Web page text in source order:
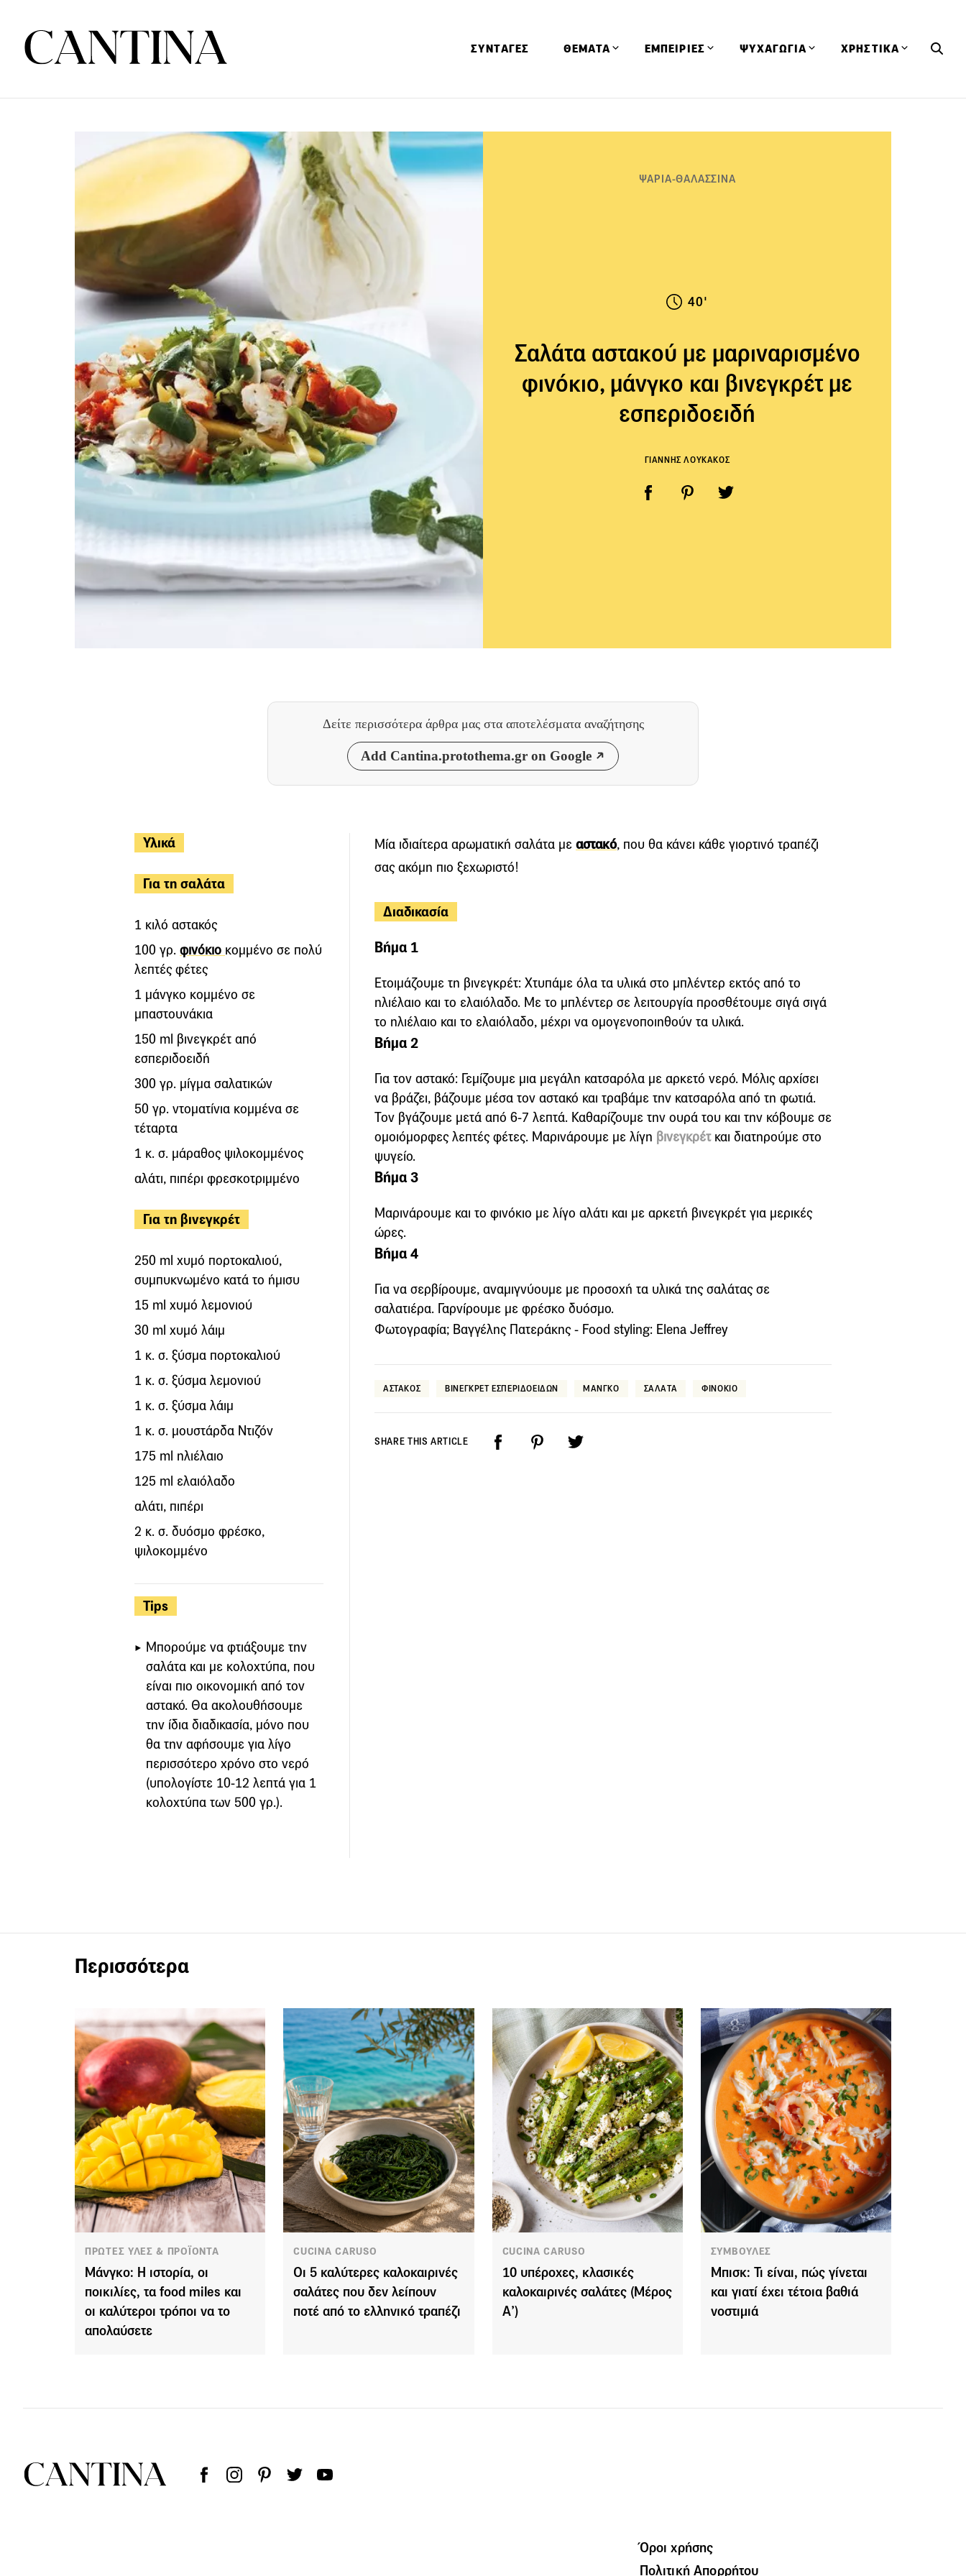
ΣΥΝΤΑΓΕΣ ΘΕΜΑΤΑ ΕΜΠΕΙΡΙΕΣ ΨΥΧΑΓΩΓΙΑ ΧΡΗΣΤΙΚΑ
ΨΑΡΙΑ-ΘΑΛΑΣΣΙΝΑ
40'
Σαλάτα αστακού µε µαριναρισµένο
φινόκιο, µάνγκο και βινεγκρέτ µε
εσπεριδοειδή
ΓΙΑΝΝΗΣ ΛΟΥΚΑΚΟΣ
Δείτε περισσότερα άρθρα μας στα αποτελέσματα αναζήτησης
Add Cantina.protothema.gr on Google
Υλικά
Για τη σαλάτα
1 κιλό αστακός
100 γρ. φινόκιο κοµµένο σε πολύ
λεπτές φέτες
1 µάνγκο κοµµένο σε
µπαστουνάκια
150 ml βινεγκρέτ από
εσπεριδοειδή
300 γρ. µίγµα σαλατικών
50 γρ. ντοµατίνια κοµµένα σε
τέταρτα
1 κ. σ. µάραθος ψιλοκοµµένος
αλάτι, πιπέρι φρεσκοτριµµένο
Για τη βινεγκρέτ
250 ml χυµό πορτοκαλιού,
συµπυκνωµένο κατά το ήµισυ
15 ml χυµό λεµονιού
30 ml χυµό λάιµ
1 κ. σ. ξύσµα πορτοκαλιού
1 κ. σ. ξύσµα λεµονιού
1 κ. σ. ξύσµα λάιµ
1 κ. σ. µουστάρδα Ντιζόν
175 ml ηλιέλαιο
125 ml ελαιόλαδο
αλάτι, πιπέρι
2 κ. σ. δυόσµο φρέσκο,
ψιλοκοµµένο
Tips
Μπορούμε να φτιάξουμε την
σαλάτα και με κολοχτύπα, που
είναι πιο οικονομική από τον
αστακό. Θα ακολουθήσουμε
την ίδια διαδικασία, μόνο που
θα την αφήσουμε για λίγο
περισσότερο χρόνο στο νερό
(υπολογίστε 10-12 λεπτά για 1
κολοχτύπα των 500 γρ.).
Μία ιδιαίτερα αρωματική σαλάτα με αστακό, που θα κάνει κάθε γιορτινό τραπέζι
σας ακόμη πιο ξεχωριστό!
Διαδικασία
Βήμα 1
Ετοιµάζουµε τη βινεγκρέτ: Χτυπάμε όλα τα υλικά στο µπλέντερ εκτός από το
ηλιέλαιο και το ελαιόλαδο. Με το µπλέντερ σε λειτουργία προσθέτουµε σιγά σιγά
το ηλιέλαιο και το ελαιόλαδο, µέχρι να οµογενοποιηθούν τα υλικά.
Βήμα 2
Για τον αστακό: Γεµίζουµε µια µεγάλη κατσαρόλα µε αρκετό νερό. Μόλις αρχίσει
να βράζει, βάζουµε μέσα τον αστακό και τραβάµε την κατσαρόλα από τη φωτιά.
Τον βγάζουµε µετά από 6-7 λεπτά. Καθαρίζουµε την ουρά του και την κόβουµε σε
οµοιόµορφες λεπτές φέτες. Μαρινάρουµε µε λίγη βινεγκρέτ και διατηρούµε στο
ψυγείο.
Βήμα 3
Μαρινάρουµε και το φινόκιο µε λίγο αλάτι και µε αρκετή βινεγκρέτ για µερικές
ώρες.
Βήμα 4
Για να σερβίρουμε, αναµιγνύουµε µε προσοχή τα υλικά της σαλάτας σε
σαλατιέρα. Γαρνίρουμε με φρέσκο δυόσμο.
Φωτογραφία; Βαγγέλης Πατεράκης - Food styling: Elena Jeffrey
ΑΣΤΑΚΟΣ ΒΙΝΕΓΚΡΕΤ ΕΣΠΕΡΙΔΟΕΙΔΩΝ ΜΑΝΓΚΟ ΣΑΛΑΤΑ ΦΙΝΟΚΙΟ
SHARE THIS ARTICLE
Περισσότερα
ΠΡΩΤΕΣ ΥΛΕΣ & ΠΡΟΪΟΝΤΑ
Μάνγκο: Η ιστορία, οι
ποικιλίες, τα food miles και
οι καλύτεροι τρόποι να το
απολαύσετε
CUCINA CARUSO
Οι 5 καλύτερες καλοκαιρινές
σαλάτες που δεν λείπουν
ποτέ από το ελληνικό τραπέζι
CUCINA CARUSO
10 υπέροχες, κλασικές
καλοκαιρινές σαλάτες (Μέρος
Α’)
ΣΥΜΒΟΥΛΕΣ
Μπισκ: Τι είναι, πώς γίνεται
και γιατί έχει τέτοια βαθιά
νοστιμιά
Όροι χρήσης
Πολιτική Απορρήτου